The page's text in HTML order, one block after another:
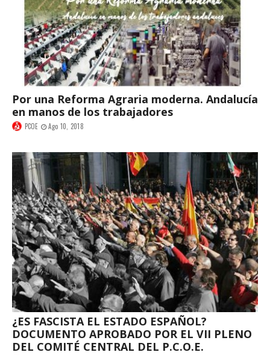
Por una Reforma Agraria moderna. Andalucía
en manos de los trabajadores
PCOE Ago 10, 2018
¿ES FASCISTA EL ESTADO ESPAÑOL?
DOCUMENTO APROBADO POR EL VII PLENO
DEL COMITÉ CENTRAL DEL P.C.O.E.